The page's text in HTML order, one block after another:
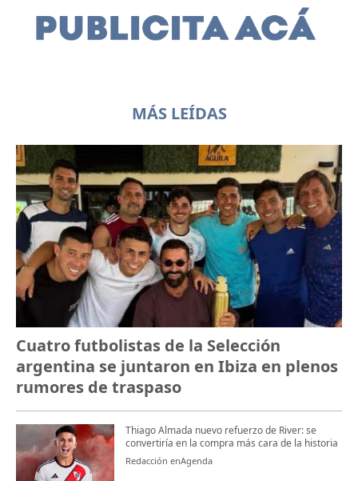
MÁS LEÍDAS
Cuatro futbolistas de la Selección
argentina se juntaron en Ibiza en plenos
rumores de traspaso
Thiago Almada nuevo refuerzo de River: se
convertiría en la compra más cara de la historia
Redacción enAgenda